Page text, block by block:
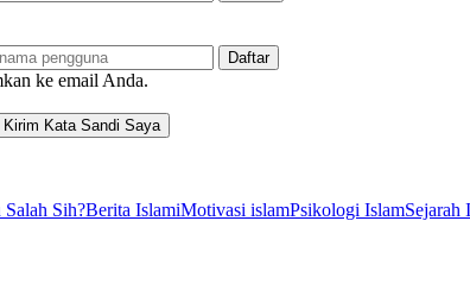
ke email Anda.
Sih?Berita IslamiMotivasi islamPsikologi IslamSejarah